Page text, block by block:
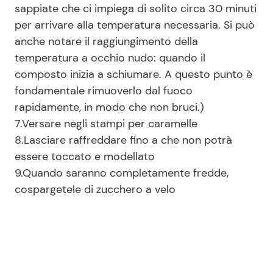
sappiate che ci impiega di solito circa 30 minuti
per arrivare alla temperatura necessaria. Si può
anche notare il raggiungimento della
temperatura a occhio nudo: quando il
composto inizia a schiumare. A questo punto è
fondamentale rimuoverlo dal fuoco
rapidamente, in modo che non bruci.)
7.Versare negli stampi per caramelle
8.Lasciare raffreddare fino a che non potrà
essere toccato e modellato
9.Quando saranno completamente fredde,
cospargetele di zucchero a velo